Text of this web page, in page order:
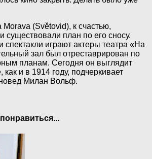
Morava (Světovid), к счастью,
существовали план по его сносу.
спектакли играют актеры театра «На
зал был отреставрирован по
планам. Сегодня он выглядит
как и в 1914 году, подчеркивает
Милан Вольф.